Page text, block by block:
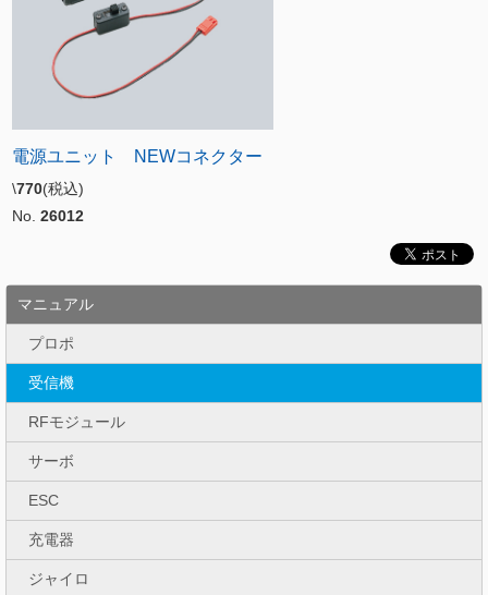
電源ユニット NEWコネクター
\770(税込)
No. 26012
マニュアル
プロポ
受信機
RFモジュール
サーボ
ESC
充電器
ジャイロ